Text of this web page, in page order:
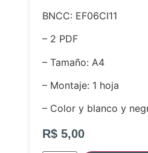
BNCC: EF06CI11
– 2 PDF
– Tamaño: A4
– Montaje: 1 hoja
– Color y blanco y
R$ 5,00